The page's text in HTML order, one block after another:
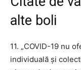
alte boli
11. „COVID-19 nu
individuală și